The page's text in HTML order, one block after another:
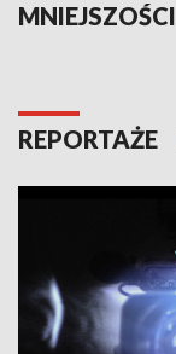
MNIEJSZOŚCI
REPORTAŻE